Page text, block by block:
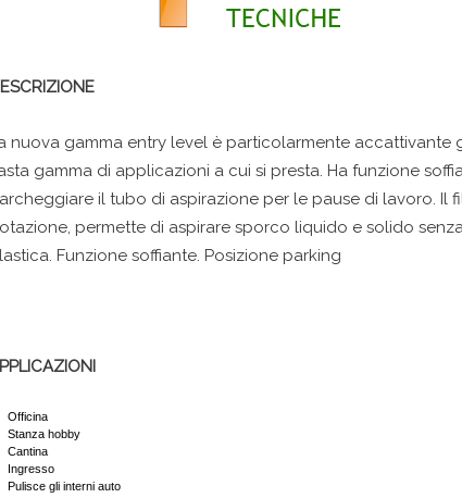
nuova gamma entry level è particolarmente accattivante
gamma di applicazioni a cui si presta. Ha funzione
il tubo di aspirazione per le pause di lavoro. Il
permette di aspirare sporco liquido e solido
Funzione soffiante. Posizione parking
Officina
Stanza hobby
Cantina
Ingresso
Pulisce gli interni auto